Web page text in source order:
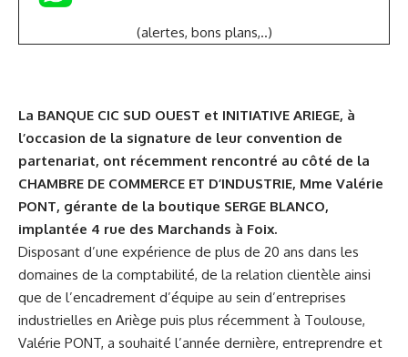
(alertes, bons plans,..)
La BANQUE CIC SUD OUEST et INITIATIVE ARIEGE, à
l’occasion de la signature de leur convention de
partenariat, ont récemment rencontré au côté de la
CHAMBRE DE COMMERCE ET D’INDUSTRIE, Mme Valérie
PONT, gérante de la boutique SERGE BLANCO,
implantée 4 rue des Marchands à Foix.
Disposant d’une expérience de plus de 20 ans dans les
domaines de la comptabilité, de la relation clientèle ainsi
que de l’encadrement d’équipe au sein d’entreprises
industrielles en Ariège puis plus récemment à Toulouse,
Valérie PONT, a souhaité l’année dernière, entreprendre et